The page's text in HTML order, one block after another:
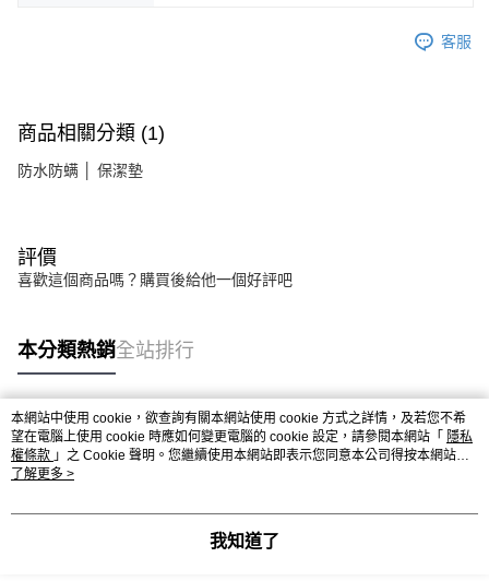
客服
商品相關分類 (1)
防水防螨 │ 保潔墊
評價
喜歡這個商品嗎？購買後給他一個好評吧
本分類熱銷全站排行
熱門標籤
本網站中使用 cookie，欲查詢有關本網站使用 cookie 方式之詳情，及若您不希
望在電腦上使用 cookie 時應如何變更電腦的 cookie 設定，請參閱本網站「 隱私
權條款 」之 Cookie 聲明。您繼續使用本網站即表示您同意本公司得按本網站使
用條款之 Cookie 聲明使用 cookie。
了解更多 >
我知道了